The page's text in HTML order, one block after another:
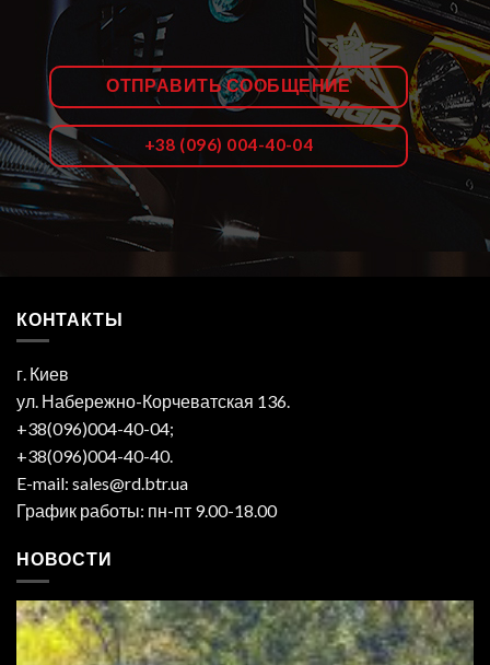
ОТПРАВИТЬ СООБЩЕНИЕ
+38 (096) 004-40-04
КОНТАКТЫ
г. Киев
ул. Набережно-Корчеватская 136.
+38(096)004-40-04;
+38(096)004-40-40.
E-mail: sales@rd.btr.ua
График работы: пн-пт 9.00-18.00
НОВОСТИ